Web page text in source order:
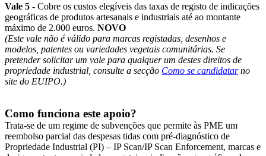
Vale 5 - Cobre os custos elegíveis das taxas de registo de indicações
geográficas de produtos artesanais e industriais até ao montante
máximo de 2.000 euros. NOVO
(Este vale não é válido para marcas registadas, desenhos e
modelos, patentes ou variedades vegetais comunitárias. Se
pretender solicitar um vale para qualquer um destes direitos de
propriedade industrial, consulte a secção Como se candidatarno
site do EUIPO.)
Como funciona este apoio?
Trata-se de um regime de subvenções que permite às PME um
reembolso parcial das despesas tidas com pré-diagnóstico de
Propriedade Industrial (PI) – IP Scan/IP Scan Enforcement, marcas e